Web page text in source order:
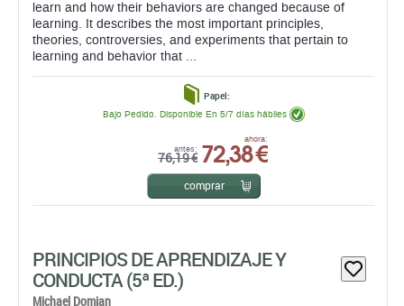
learn and how their behaviors are changed because of
learning. It describes the most important principles,
theories, controversies, and experiments that pertain to
learning and behavior that ...
Papel:
antes:
76,19 €
ahora:
72,38 €
Bajo Pedido. Disponible En 5/7 días hábiles
comprar
PRINCIPIOS DE APRENDIZAJE Y
CONDUCTA (5ª ED.)
Michael Domjan